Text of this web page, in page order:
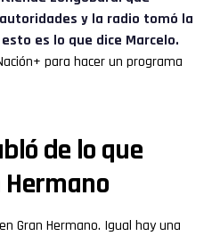
y la radio tomó la
es lo que dice Marcelo.
para hacer un programa
de lo que
Hermano
Gran Hermano. Igual hay una